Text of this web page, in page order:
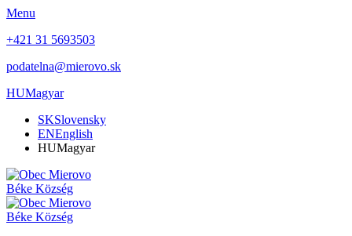
Menu
+421 31 5693503
podatelna@mierovo.sk
HUMagyar
SKSlovensky
ENEnglish
HUMagyar
Béke Község
Béke Község